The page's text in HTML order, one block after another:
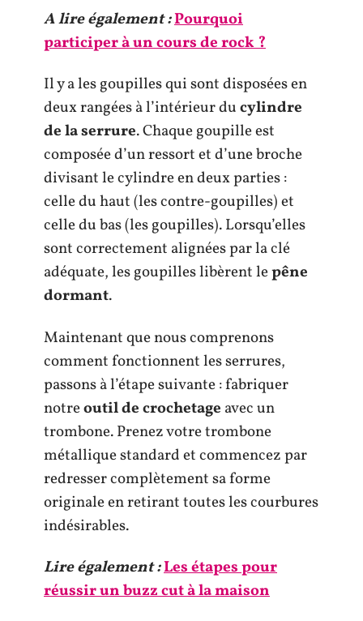
A lire également :Pourquoi
participer à un cours de rock ?
Il y a les goupilles qui sont disposées en
deux rangées à l’intérieur ducylindre
de la serrure. Chaque goupille est
composée d’un ressort et d’une broche
divisant le cylindre en deux parties :
celle du haut (les contre-goupilles) et
celle du bas (les goupilles). Lorsqu’elles
sont correctement alignées par la clé
adéquate, les goupilles libèrent lepêne
dormant.
Maintenant que nous comprenons
comment fonctionnent les serrures,
passons à l’étape suivante : fabriquer
notreoutil de crochetage avec un
trombone. Prenez votre trombone
métallique standard et commencez par
redresser complètement sa forme
originale en retirant toutes les courbures
indésirables.
Lire également :Les étapes pour
réussir un buzz cut à la maison